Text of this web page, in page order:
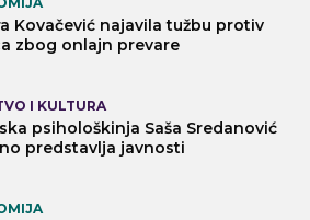
Kovačević najavila tužbu protiv
zbog onlajn prevare
I KULTURA
psihološkinja Saša Sredanović
predstavlja javnosti